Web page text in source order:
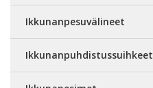
Ikkunanpesuvälineet
Ikkunanpuhdistussuihkeet